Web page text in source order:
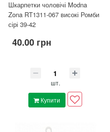
Шкарпетки чоловічі Modna
Zona RT1311-067 високі Ромби
сірі 39-42
40.00 грн
шт.
Купити